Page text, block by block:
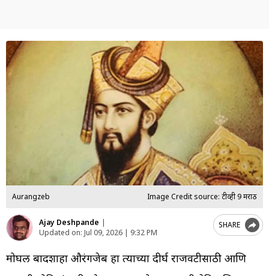
Aurangzeb Image Credit source: टीव्ही 9 मराठी
Ajay Deshpande |
Updated on: Jul 09, 2026 | 9:32 PM
SHARE
मोघल बादशाहा औरंगजेब हा त्याच्या प्रदीर्घ राजवटीसाठी आणि